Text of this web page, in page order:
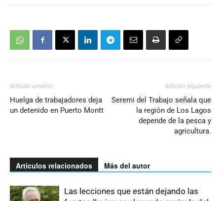
Artículo anterior
Huelga de trabajadores deja
un detenido en Puerto Montt
Artículo siguiente
Seremi del Trabajo señala que
la región de Los Lagos
depende de la pesca y
agricultura.
Artículos relacionados Más del autor
Las lecciones que están dejando las